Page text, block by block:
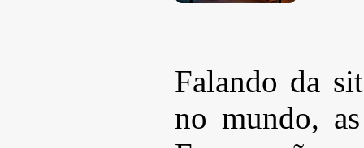
Falando da
no mundo,